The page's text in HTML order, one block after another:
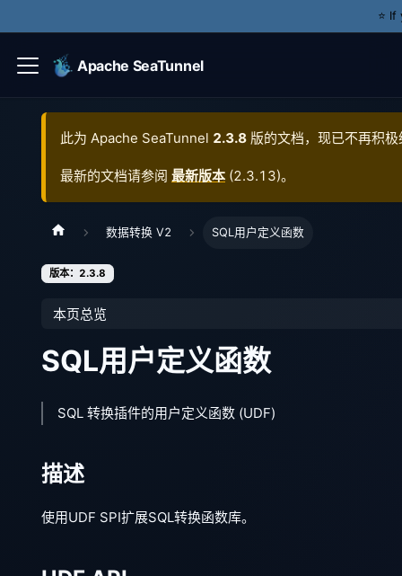
⭐️
Apache SeaTunnel
此为 Apache SeaTunnel 2.3.8 版的文档，现已不再积
最新的文档请参阅 最新版本 (2.3.13)。
数据转换 V2 SQL用户定义函数
版本：2.3.8
本页总览
SQL用户定义函数
SQL 转换插件的用户定义函数 (UDF)
描述
使用UDF SPI扩展SQL转换函数库。